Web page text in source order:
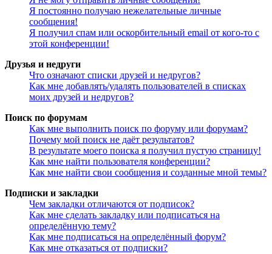
Я постоянно получаю нежелательные личные
сообщения!
Я получил спам или оскорбительный email от кого-то с
этой конференции!
Друзья и недруги
Что означают списки друзей и недругов?
Как мне добавлять/удалять пользователей в списках
моих друзей и недругов?
Поиск по форумам
Как мне выполнить поиск по форуму или форумам?
Почему мой поиск не даёт результатов?
В результате моего поиска я получил пустую страницу!
Как мне найти пользователя конференции?
Как мне найти свои сообщения и созданные мной темы?
Подписки и закладки
Чем закладки отличаются от подписок?
Как мне сделать закладку или подписаться на
определённую тему?
Как мне подписаться на определённый форум?
Как мне отказаться от подписки?